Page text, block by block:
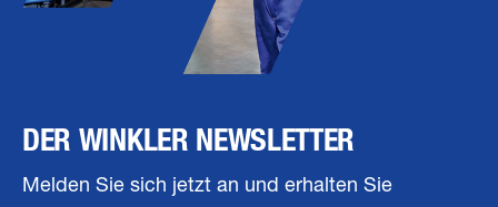
DER WINKLER NEWSLETTER
Melden Sie sich jetzt an und erhalten Sie